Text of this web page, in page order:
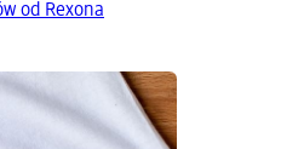
od Rexona